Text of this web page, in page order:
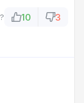
10 3